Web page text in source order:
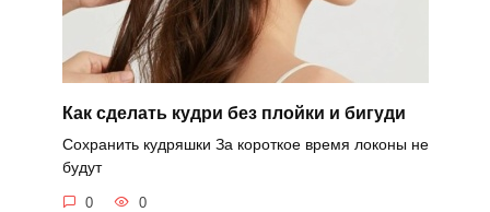
Как сделать кудри без плойки и бигуди
Сохранить кудряшки За короткое время локоны не
будут
0 0